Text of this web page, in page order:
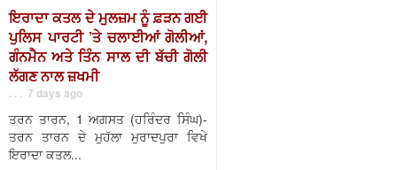
ਇਰਾਦਾ ਕਤਲ ਦੇ ਮੁਲਜ਼ਮ ਨੂੰ ਫ਼ੜਨ ਗਈ
ਪੁਲਿਸ ਪਾਰਟੀ ’ਤੇ ਚਲਾਈਆਂ ਗੋਲੀਆਂ,
ਗੰਨਮੈਨ ਅਤੇ ਤਿੰਨ ਸਾਲ ਦੀ ਬੱਚੀ ਗੋਲੀ
ਲੱਗਣ ਨਾਲ ਜ਼ਖਮੀ
. . . 7 days ago
ਤਰਨ ਤਾਰਨ, 1 ਅਗਸਤ (ਹਰਿੰਦਰ ਸਿੰਘ)-
ਤਰਨ ਤਾਰਨ ਦੇ ਮੁਹੱਲਾ ਮੁਰਾਦਪੁਰਾ ਵਿਖੇ
ਇਰਾਦਾ ਕਤਲ...